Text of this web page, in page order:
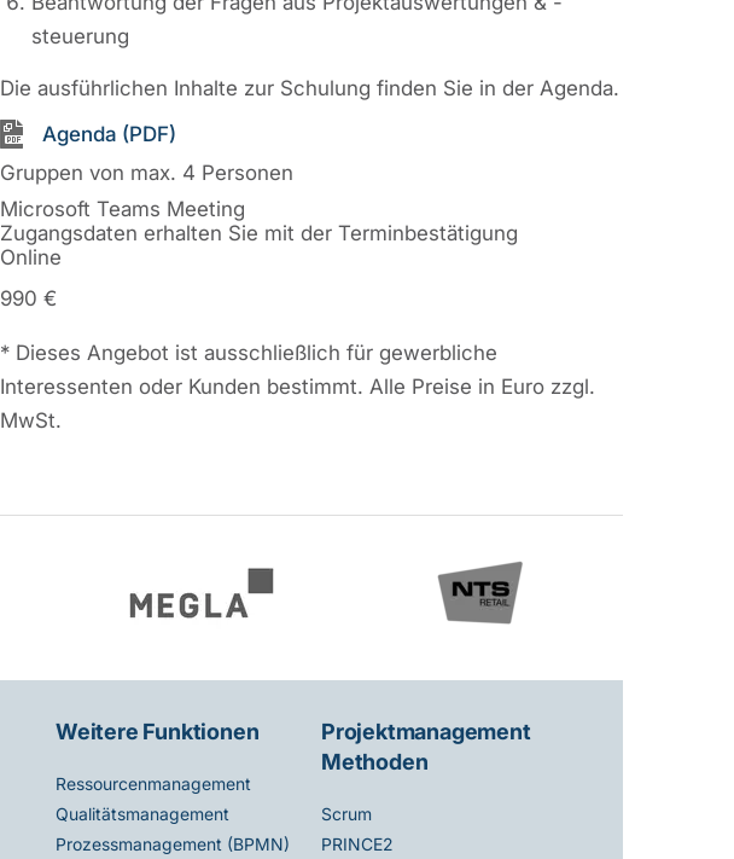
steuerung
Die ausführlichen Inhalte zur Schulung finden Sie in der Agenda.
Agenda (PDF)
Gruppen von max. 4 Personen
Microsoft Teams Meeting
Zugangsdaten erhalten Sie mit der Terminbestätigung
Online
990 €
* Dieses Angebot ist ausschließlich für gewerbliche
Interessenten oder Kunden bestimmt. Alle Preise in Euro zzgl.
MwSt.
Weitere Funktionen
Ressourcenmanagement
Qualitätsmanagement
Prozessmanagement (BPMN)
Projektmanagement
Methoden
Scrum
PRINCE2